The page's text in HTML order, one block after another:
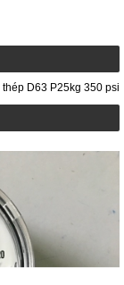
D63 P25kg 350 psi